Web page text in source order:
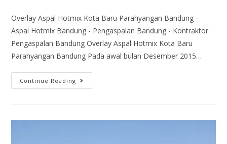
Overlay Aspal Hotmix Kota Baru Parahyangan Bandung -
Aspal Hotmix Bandung - Pengaspalan Bandung - Kontraktor
Pengaspalan Bandung Overlay Aspal Hotmix Kota Baru
Parahyangan Bandung Pada awal bulan Desember 2015…
Continue Reading